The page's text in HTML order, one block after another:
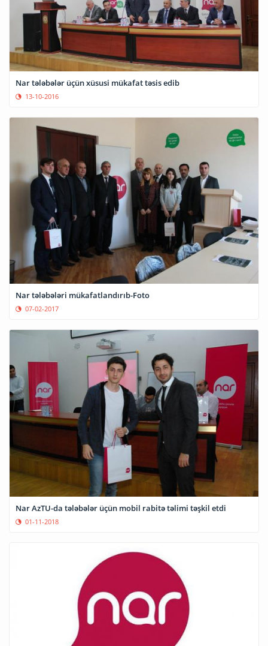
Nar tələbələr üçün xüsusi mükafat təsis edib
13-10-2016
Nar tələbələri mükafatlandırıb-Foto
07-02-2017
Nar AzTU-da tələbələr üçün mobil rabitə təlimi təşkil etdi
01-11-2018